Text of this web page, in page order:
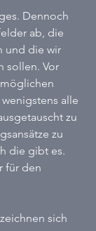
Dennoch
ab, die
und die wir
sollen. Vor
alle
zu
zu
die gibt es.
für den
sich